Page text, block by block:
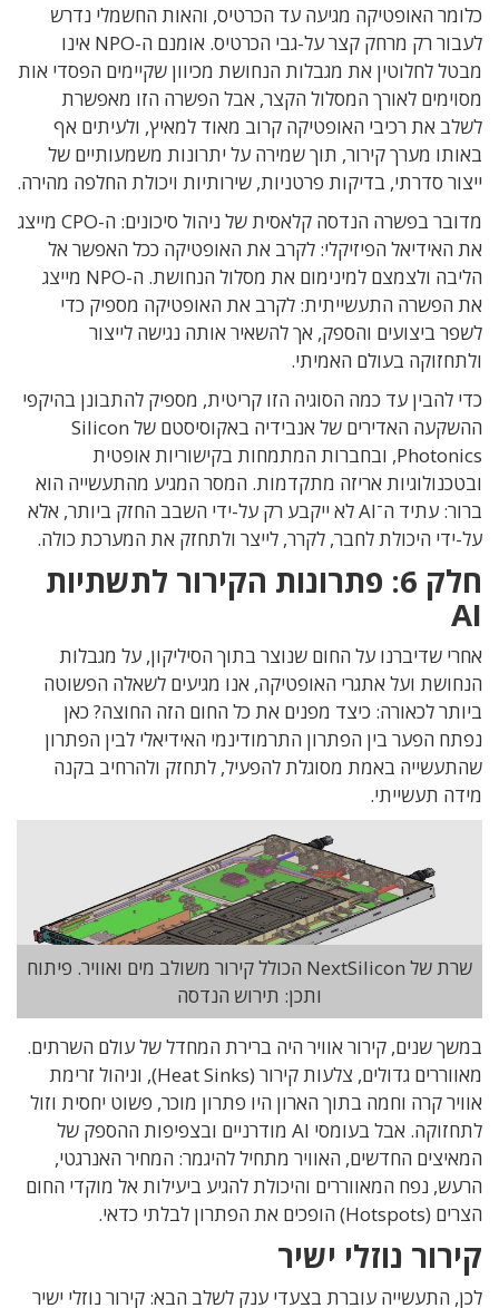
כלומר האופטיקה מגיעה עד הכרטיס, והאות החשמלי נדרש
לעבור רק מרחק קצר על-גבי הכרטיס. אומנם ה-NPO אינו
מבטל לחלוטין את מגבלות הנחושת מכיוון שקיימים הפסדי אות
מסוימים לאורך המסלול הקצר, אבל הפשרה הזו מאפשרת
לשלב את רכיבי האופטיקה קרוב מאוד למאיץ, ולעיתים אף
באותו מערך קירור, תוך שמירה על יתרונות משמעותיים של
ייצור סדרתי, בדיקות פרטניות, שירותיות ויכולת החלפה מהירה.
מדובר בפשרה הנדסה קלאסית של ניהול סיכונים: ה-CPO מייצג
את האידיאל הפיזיקלי: לקרב את האופטיקה ככל האפשר אל
הליבה ולצמצם למינימום את מסלול הנחושת. ה-NPO מייצג
את הפשרה התעשייתית: לקרב את האופטיקה מספיק כדי
לשפר ביצועים והספק, אך להשאיר אותה נגישה לייצור
ולתחזוקה בעולם האמיתי.
כדי להבין עד כמה הסוגיה הזו קריטית, מספיק להתבונן בהיקפי
ההשקעה האדירים של אנבידיה באקוסיסטם של Silicon
Photonics, ובחברות המתמחות בקישוריות אופטית
ובטכנולוגיות אריזה מתקדמות. המסר המגיע מהתעשייה הוא
ברור: עתיד ה־AIלא ייקבע רק על-ידי השבב החזק ביותר, אלא
על-ידי היכולת לחבר, לקרר, לייצר ולתחזק את המערכת כולה.
חלק 6: פתרונות הקירור לתשתיות
AI
אחרי שדיברנו על החום שנוצר בתוך הסיליקון, על מגבלות
הנחושת ועל אתגרי האופטיקה, אנו מגיעים לשאלה הפשוטה
ביותר לכאורה: כיצד מפנים את כל החום הזה החוצה? כאן
נפתח הפער בין הפתרון התרמודינמי האידיאלי לבין הפתרון
שהתעשייה באמת מסוגלת להפעיל, לתחזק ולהרחיב בקנה
מידה תעשייתי.
שרת של NextSilicon הכולל קירור משולב מים ואוויר. פיתוח
ותכן: תירוש הנדסה
במשך שנים, קירור אוויר היה ברירת המחדל של עולם השרתים.
מאווררים גדולים, צלעות קירור (Heat Sinks),
וניהול זרימת
אוויר קרה וחמה בתוך הארון היו פתרון מוכר, פשוט יחסית וזול
לתחזוקה. אבל בעומסי AI מודרניים ובצפיפות ההספק של
המאיצים החדשים, האוויר מתחיל להיגמר: המחיר האנרגטי,
הרעש, נפח המאווררים והיכולת להגיע ביעילות אל מוקדי החום
הצרים (Hotspots) הופכים את הפתרון לבלתי כדאי.
קירור נוזלי ישיר
לכן, התעשייה עוברת בצעדי ענק לשלב הבא: קירור נוזלי ישיר